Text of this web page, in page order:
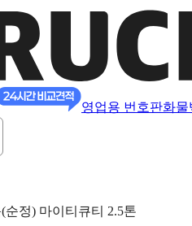
영업용 번호판화물
정) 마이티큐티 2.5톤